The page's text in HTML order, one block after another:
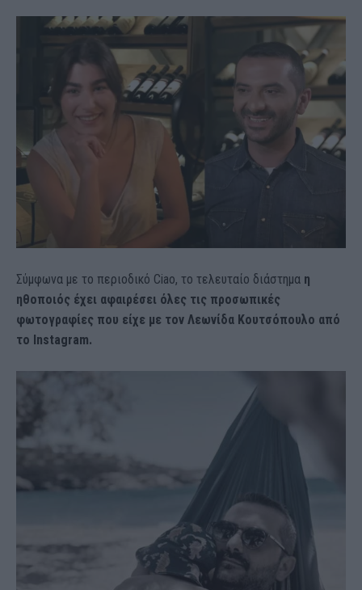
Σύμφωνα με το περιοδικό Ciao, το τελευταίο διάστημα η
ηθοποιός έχει αφαιρέσει όλες τις προσωπικές
φωτογραφίες που είχε με τον Λεωνίδα Κουτσόπουλο από
το Instagram.